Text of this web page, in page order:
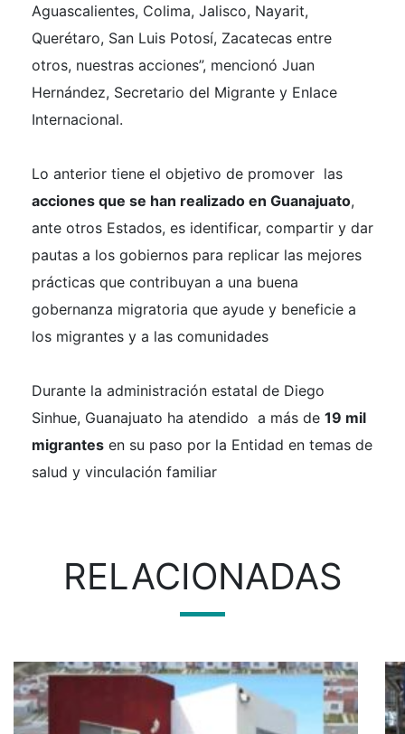
Aguascalientes, Colima, Jalisco, Nayarit,
Querétaro, San Luis Potosí, Zacatecas entre
otros, nuestras acciones”, mencionó Juan
Hernández, Secretario del Migrante y Enlace
Internacional.
Lo anterior tiene el objetivo de promover las
acciones que se han realizado en Guanajuato,
ante otros Estados, es identificar, compartir y dar
pautas a los gobiernos para replicar las mejores
prácticas que contribuyan a una buena
gobernanza migratoria que ayude y beneficie a
los migrantes y a las comunidades
Durante la administración estatal de Diego
Sinhue, Guanajuato ha atendido a más de 19 mil
migrantes en su paso por la Entidad en temas de
salud y vinculación familiar
RELACIONADAS